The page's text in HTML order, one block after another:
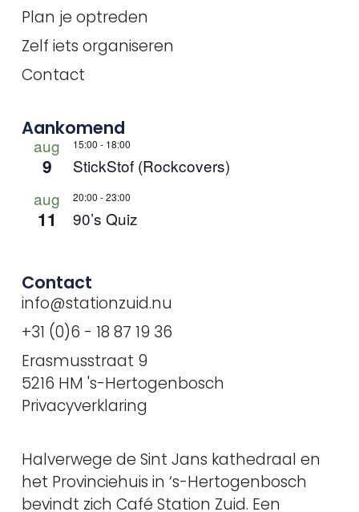
Halverwege de Sint Jans kathedraal en
het Provinciehuis in ‘s-Hertogenbosch
bevindt zich Café Station Zuid. Een
Plan je optreden
Zelf iets organiseren
Contact
Aankomend
aug
9
15:00 - 18:00
StickStof (Rockcovers)
aug
11
20:00 -23:00
90’s Quiz
Contact
info@stationzuid.nu
+31 (0)6 - 18 87 19 36
Erasmusstraat 9
5216 HM 's-Hertogenbosch
Privacyverklaring